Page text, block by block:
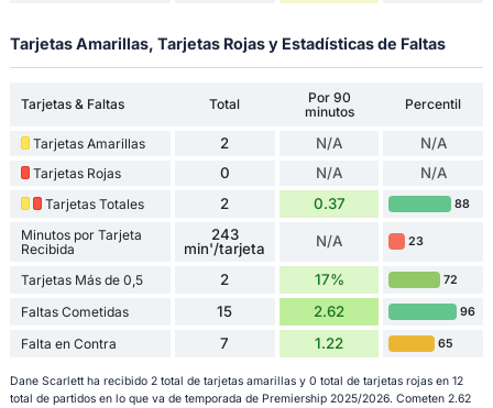
Tarjetas Amarillas, Tarjetas Rojas y Estadísticas de Faltas
Tarjetas & Faltas Total
Por 90
minutos
Percentil
Tarjetas Amarillas 2 N/A N/A
Tarjetas Rojas 0 N/A N/A
Tarjetas Totales 2 0.37 88
Minutos por Tarjeta
Recibida
243
min'/tarjeta
N/A 23
Tarjetas Más de 0,5 2 17% 72
Faltas Cometidas 15 2.62 96
Falta en Contra 7 1.22 65
Dane Scarlett ha recibido 2 total de tarjetas amarillas y 0 total de tarjetas rojas en 12
total de partidos en lo que va de temporada de Premiership 2025/2026. Cometen 2.62